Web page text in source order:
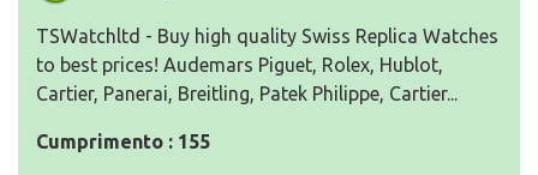
TSWatchltd - Buy high quality Swiss Replica Watches
to best prices! Audemars Piguet, Rolex, Hublot,
Cartier, Panerai, Breitling, Patek Philippe, Cartier...
Cumprimento : 155